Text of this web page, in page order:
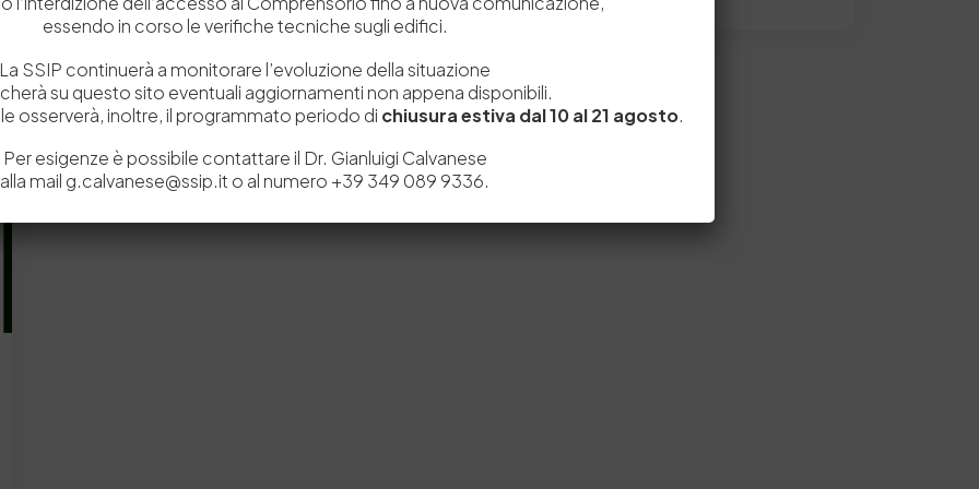
essendo in corso le verifiche tecniche sugli edifici.
La SSIP continuerà a monitorare l’evoluzione della situazione
su questo sito eventuali aggiornamenti non appena disponibili.
osserverà, inoltre, il programmato periodo di chiusura estiva dal 10 al 21 agosto.
Per esigenze è possibile contattare il Dr. Gianluigi Calvanese
alla mail g.calvanese@ssip.it o al numero +39 349 089 9336.